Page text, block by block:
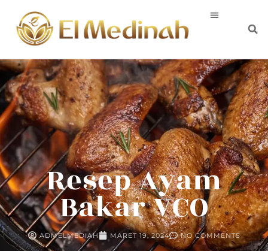
Resep Ayam
Bakar VCO
ADMELMEDIAH MARET 19, 2024 NO COMMENTS